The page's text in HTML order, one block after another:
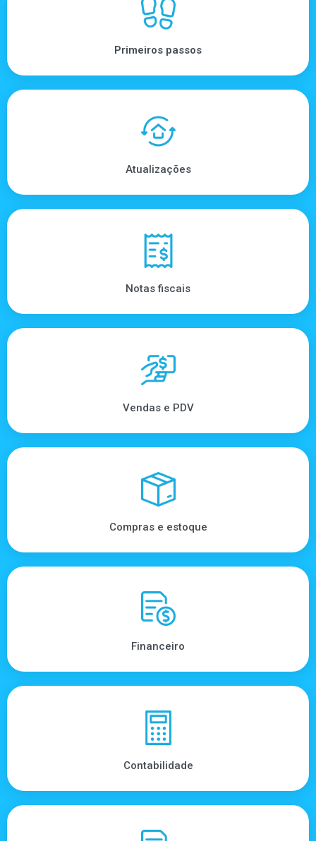
Primeiros passos
Atualizações
Notas fiscais
Vendas e PDV
Compras e estoque
Financeiro
Contabilidade